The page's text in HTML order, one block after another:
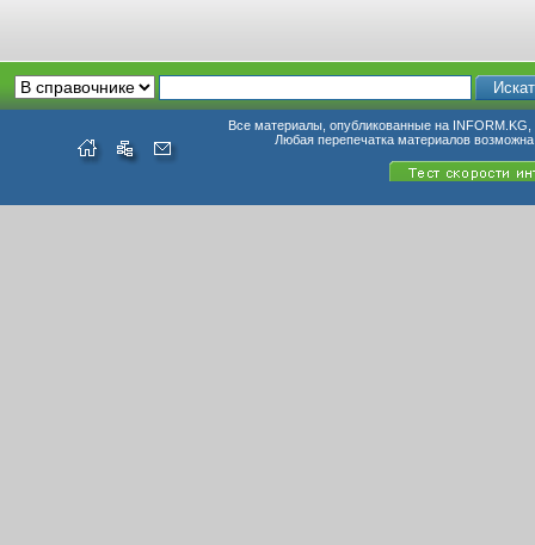
Все материалы, опубликованные на INFORM.KG,
Любая перепечатка материалов